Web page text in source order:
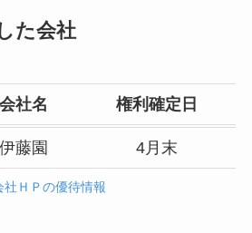
た会社
会社名 権利確定日
伊藤園 4月末
社ＨＰの優待情報